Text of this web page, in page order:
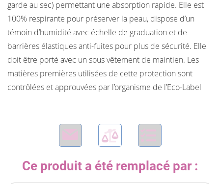
garde au sec) permettant une absorption rapide. Elle est
100% respirante pour préserver la peau, dispose d’un
témoin d’humidité avec échelle de graduation et de
barrières élastiques anti-fuites pour plus de sécurité. Elle
doit être porté avec un sous vêtement de maintien. Les
matières premières utilisées de cette protection sont
contrôlées et approuvées par l’organisme de l’Eco-Label
Ce produit a été remplacé par :